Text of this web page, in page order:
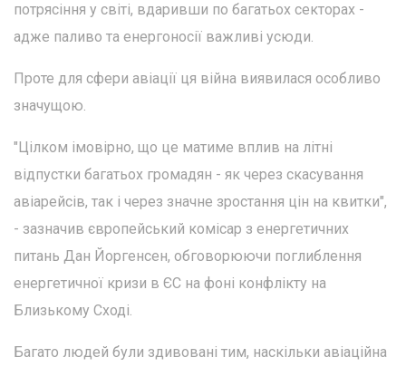
потрясіння у світі, вдаривши по багатьох секторах -
адже паливо та енергоносії важливі усюди.
Проте для сфери авіації ця війна виявилася особливо
значущою.
"Цілком імовірно, що це матиме вплив на літні
відпустки багатьох громадян - як через скасування
авіарейсів, так і через значне зростання цін на квитки",
- зазначив європейський комісар з енергетичних
питань Дан Йоргенсен, обговорюючи поглиблення
енергетичної кризи в ЄС на фоні конфлікту на
Близькому Сході.
Багато людей були здивовані тим, наскільки авіаційна